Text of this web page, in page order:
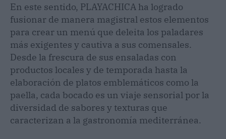
En este sentido, PLAYACHICA ha logrado
fusionar de manera magistral estos elementos
para crear un menú que deleita los paladares
más exigentes y cautiva a sus comensales.
Desde la frescura de sus ensaladas con
productos locales y de temporada hasta la
elaboración de platos emblemáticos como la
paella, cada bocado es un viaje sensorial por la
diversidad de sabores y texturas que
caracterizan a la gastronomía mediterránea.